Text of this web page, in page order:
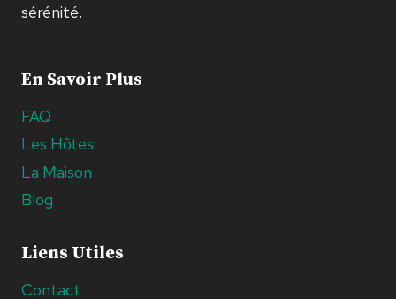
sérénité.
En Savoir Plus
FAQ
Les Hôtes
La Maison
Blog
Liens Utiles
Contact